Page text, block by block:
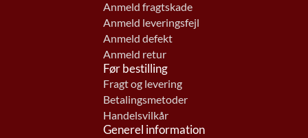
Anmeld fragtskade
Anmeld leveringsfejl
Anmeld defekt
Anmeld retur
Før bestilling
Fragt og levering
Betalingsmetoder
Handelsvilkår
Generel information